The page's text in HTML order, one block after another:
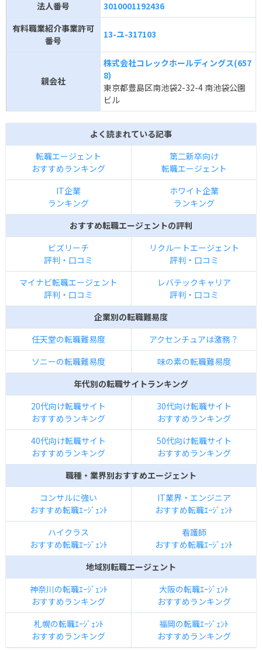
法人番号
3010001192436
有料職業紹介事業許可
番号
13-ユ-317103
親会社
株式会社コレックホールディングス(657
8)
東京都豊島区南池袋2-32-4 南池袋公園
ビル
よく読まれている記事
転職エージェント
おすすめランキング
第二新卒向け
転職エージェント
IT企業
ランキング
ホワイト企業
ランキング
おすすめ転職エージェントの評判
ビズリーチ
評判・口コミ
リクルートエージェント
評判・口コミ
マイナビ転職エージェント
評判・口コミ
レバテックキャリア
評判・口コミ
企業別の転職難易度
任天堂の転職難易度
アクセンチュアは激務？
ソニーの転職難易度
味の素の転職難易度
年代別の転職サイトランキング
20代向け転職サイト
おすすめランキング
30代向け転職サイト
おすすめランキング
40代向け転職サイト
おすすめランキング
50代向け転職サイト
おすすめランキング
職種・業界別おすすめエージェント
コンサルに強い
おすすめ転職ｴｰｼﾞｪﾝﾄ
IT業界・エンジニア
おすすめ転職ｴｰｼﾞｪﾝﾄ
ハイクラス
おすすめ転職ｴｰｼﾞｪﾝﾄ
看護師
おすすめ転職ｴｰｼﾞｪﾝﾄ
地域別転職エージェント
神奈川の転職ｴｰｼﾞｪﾝﾄ
おすすめランキング
大阪の転職ｴｰｼﾞｪﾝﾄ
おすすめランキング
札幌の転職ｴｰｼﾞｪﾝﾄ
おすすめランキング
福岡の転職ｴｰｼﾞｪﾝﾄ
おすすめランキング